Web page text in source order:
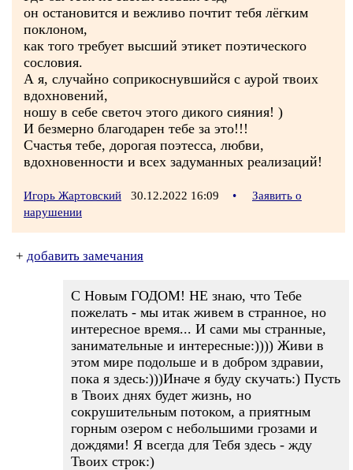
он остановится и вежливо почтит тебя лёгким
поклоном,
как того требует высший этикет поэтического
сословия.
А я, случайно соприкоснувшийся с аурой твоих
вдохновений,
ношу в себе светоч этого дикого сияния! )
И безмерно благодарен тебе за это!!!
Счастья тебе, дорогая поэтесса, любви,
вдохновенности и всех задуманных реализаций!
Игорь Жартовский 30.12.2022 16:09 •
Заявить о
нарушении
+ добавить замечания
С Новым ГОДОМ! НЕ знаю, что Тебе
пожелать - мы итак живем в странное, но
интересное время... И сами мы странные,
занимательные и интересные:)))) Живи в
этом мире подольше и в добром здравии,
пока я здесь:)))Иначе я буду скучать:) Пусть
в Твоих днях будет жизнь, но
сокрушительным потоком, а приятным
горным озером с небольшими грозами и
дождями! Я всегда для Тебя здесь - жду
Твоих строк:)